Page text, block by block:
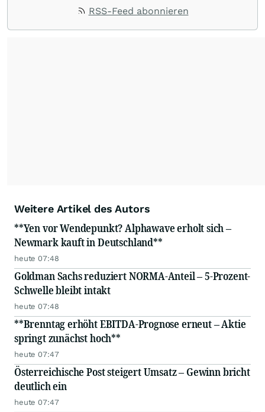
RSS-Feed abonnieren
Weitere Artikel des Autors
**Yen vor Wendepunkt? Alphawave erholt sich –
Newmark kauft in Deutschland**
heute 07:48
Goldman Sachs reduziert NORMA-Anteil – 5-Prozent-
Schwelle bleibt intakt
heute 07:48
**Brenntag erhöht EBITDA-Prognose erneut – Aktie
springt zunächst hoch**
heute 07:47
Österreichische Post steigert Umsatz – Gewinn bricht
deutlich ein
heute 07:47